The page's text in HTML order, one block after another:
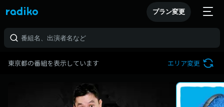
プラン変更
東京都の番組を表示しています エリア変更